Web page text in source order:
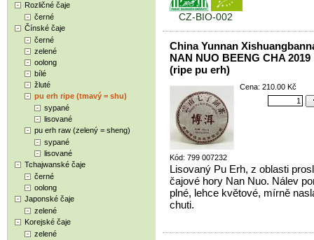
Rozličné čaje
černé
Čínské čaje
černé
zelené
oolong
bílé
žluté
pu erh ripe (tmavý = shu)
sypané
lisované
pu erh raw (zelený = sheng)
sypané
lisované
Tchajwanské čaje
černé
oolong
Japonské čaje
zelené
Korejské čaje
zelené
CZ-BIO-002
China Yunnan
NAN NUO BEENG CHA 2019
(ripe pu erh)
Kód: 799 007232
Cena: 210.00 Kč
Lisovaný Pu Erh, z oblasti
čajové hory Nan Nuo. Nálev
plné, lehce květové, mírně
chuti.